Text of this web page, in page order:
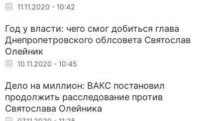
11.11.2020 - 10:42
Год у власти: чего смог добиться глава
Днепропетровского облсовета Святослав
Олейник
10.11.2020 - 10:45
Дело на миллион: ВАКС постановил
продолжить расследование против
Святослава Олейника